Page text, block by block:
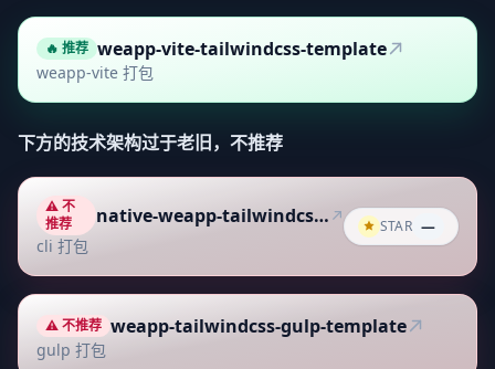
🔥 推荐 weapp-vite-tailwindcss-template
weapp-vite 打包
下方的技术架构过于老旧，不推荐
⚠️ 不
推荐
native-weapp-tailwindcss-template
cli 打包
STAR —
⚠️ 不推荐 weapp-tailwindcss-gulp-template
gulp 打包